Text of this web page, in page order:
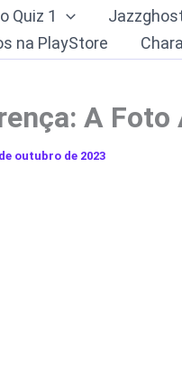
Quiz 1
na PlayStore
A Foto
outubro de 2023